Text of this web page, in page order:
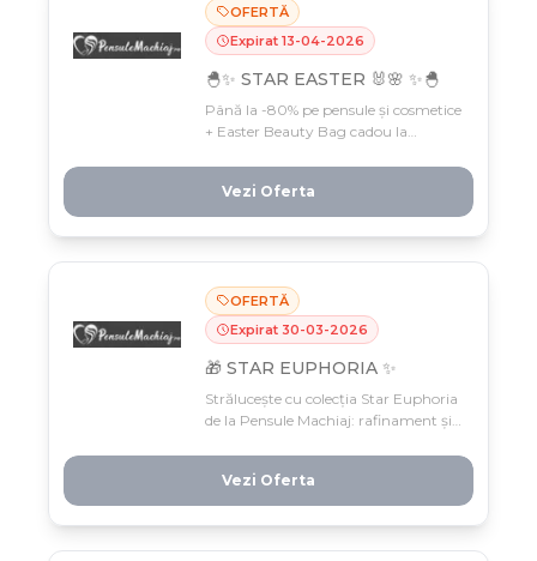
OFERTĂ
Expirat 13-04-2026
🐣✨ STAR EASTER 🐰🌸 ✨🐣
Până la -80% pe pensule și cosmetice
+ Easter Beauty Bag cadou la
culoare și oferte irezistibile pe
PensuleMachiaj.ro.
Vezi Oferta
OFERTĂ
Expirat 30-03-2026
🎁 STAR EUPHORIA ✨
Strălucește cu colecția Star Euphoria
de la Pensule Machiaj: rafinament și
micile plăceri care fac diferența și
simte glow-ul pe care-l meriți.
Vezi Oferta